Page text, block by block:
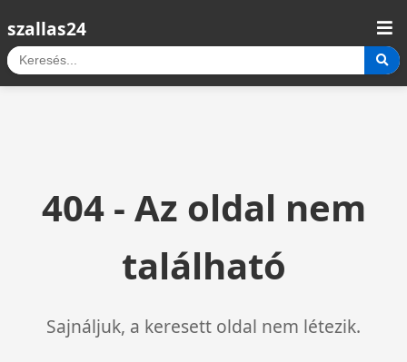
szallas24
404 - Az oldal nem
található
Sajnáljuk, a keresett oldal nem létezik.